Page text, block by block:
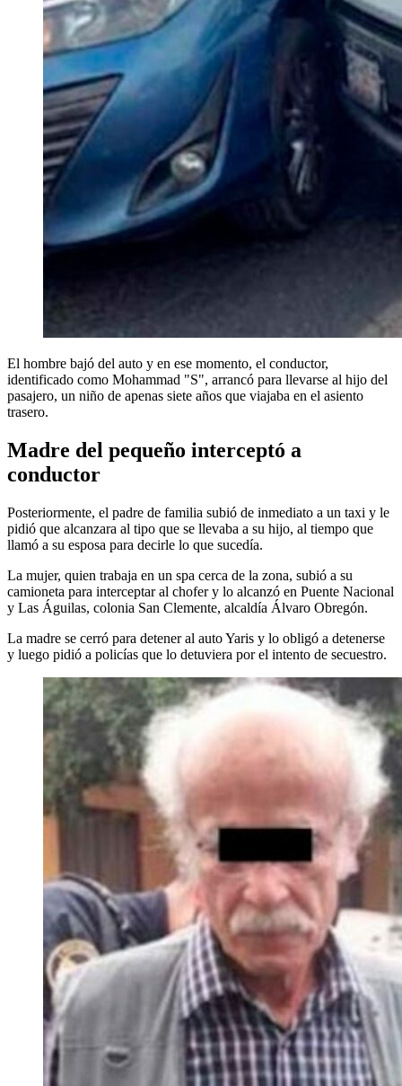
El hombre bajó del auto y en ese momento, el conductor,
identificado como Mohammad "S", arrancó para llevarse al hijo del
pasajero, un niño de apenas siete años que viajaba en el asiento
trasero.
Madre del pequeño interceptó a
conductor
Posteriormente, el padre de familia subió de inmediato a un taxi y le
pidió que alcanzara al tipo que se llevaba a su hijo, al tiempo que
llamó a su esposa para decirle lo que sucedía.
La mujer, quien trabaja en un spa cerca de la zona, subió a su
camioneta para interceptar al chofer y lo alcanzó en Puente Nacional
y Las Águilas, colonia San Clemente, alcaldía Álvaro Obregón.
La madre se cerró para detener al auto Yaris y lo obligó a detenerse
y luego pidió a policías que lo detuviera por el intento de secuestro.